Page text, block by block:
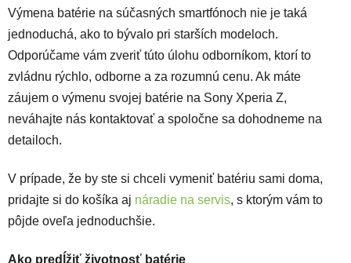
Výmena batérie na súčasných smartfónoch nie je taká
jednoduchá, ako to bývalo pri starších modeloch.
Odporúčame vám zveriť túto úlohu odborníkom, ktorí to
zvládnu rýchlo, odborne a za rozumnú cenu. Ak máte
záujem o výmenu svojej batérie na Sony Xperia Z,
neváhajte nás kontaktovať a spoločne sa dohodneme na
detailoch.
V prípade, že by ste si chceli vymeniť batériu sami doma,
pridajte si do košíka aj náradie na servis, s ktorým vám to
pôjde oveľa jednoduchšie.
Ako predĺžiť životnosť batérie